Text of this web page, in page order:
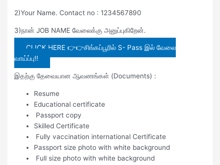
2)Your Name. Contact no : 1234567890
3)நான் JOB NAME வேலைக்கு அனுப்புகிறேன்.
CLICK HERE 👉👉சிங்கப்பூரில் S- Pass இல் வேலை
வாய்ப்பு!!
இதற்கு தேவையான ஆவணங்கள் (Documents) :
Resume
Educational certificate
Passport copy
Skilled Certificate
Fully vaccination international Certificate
Passport size photo with white background
Full size photo with white background